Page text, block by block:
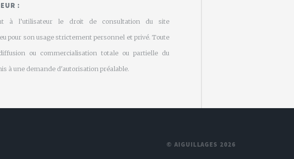
:
à l’utilisateur le droit de consultation du site
pour son usage strictement personnel et privé. Toute
ou commercialisation totale ou partielle du
à une demande d'autorisation préalable.
© AIGUILLAGES 2026